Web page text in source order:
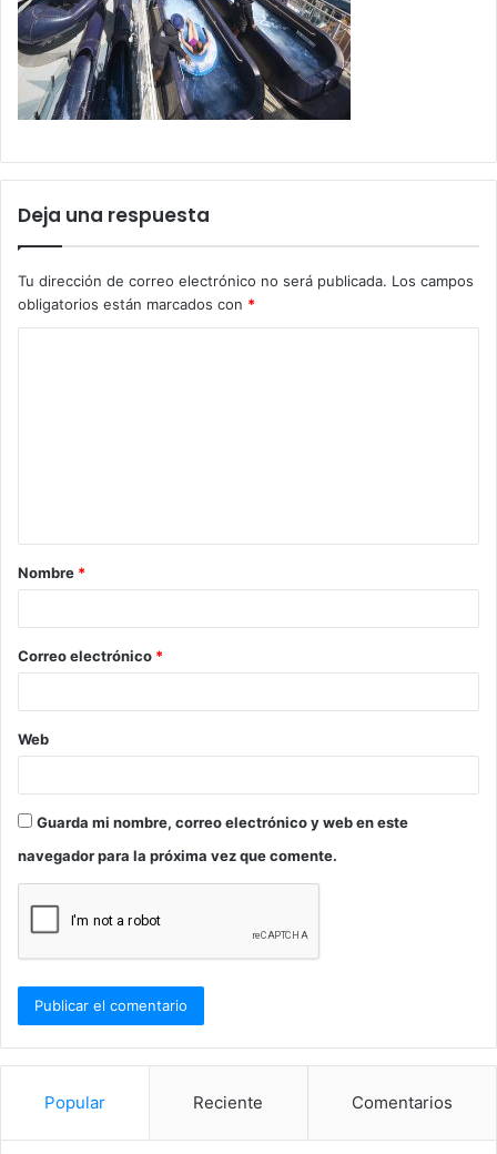
Deja una respuesta
Tu dirección de correo electrónico no será publicada. Los campos
obligatorios están marcados con *
a
r
*
Nombre *
Correo electrónico *
Web
Guarda mi nombre, correo electrónico y web en este
navegador para la próxima vez que comente.
Popular Reciente Comentarios